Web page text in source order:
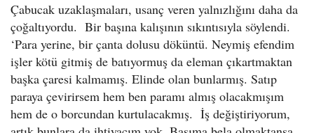
Çabucak uzaklaşmaları, usanç veren yalnızlığını daha da
çoğaltıyordu. Bir başına kalışının sıkıntısıyla söylendi.
‘Para yerine, bir çanta dolusu döküntü. Neymiş efendim
işler kötü gitmiş de batıyormuş da eleman çıkartmaktan
başka çaresi kalmamış. Elinde olan bunlarmış. Satıp
paraya çevirirsem hem ben paramı almış olacakmışım
hem de o borcundan kurtulacakmış. İş değiştiriyorum,